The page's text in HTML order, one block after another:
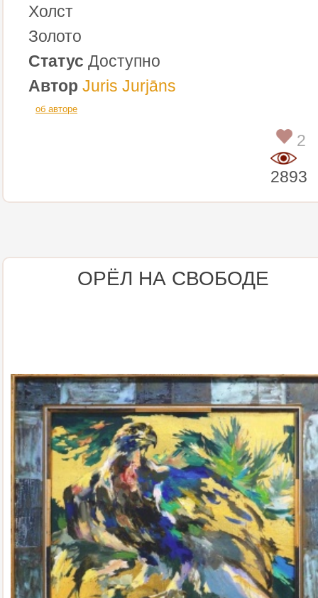
Холст
Золото
Статус Доступно
Автор Juris Jurjāns
об авторе
2
2893
ОРЁЛ НА СВОБОДЕ